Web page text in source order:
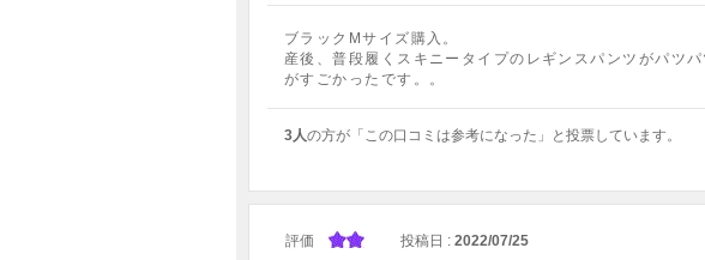
ブラックMサイズ購入。
産後、普段履くスキニータイプのレギンスパンツがパツ
がすごかったです。。
3人の方が「この口コミは参考になった」と投票しています。
評価 投稿日 : 2022/07/25